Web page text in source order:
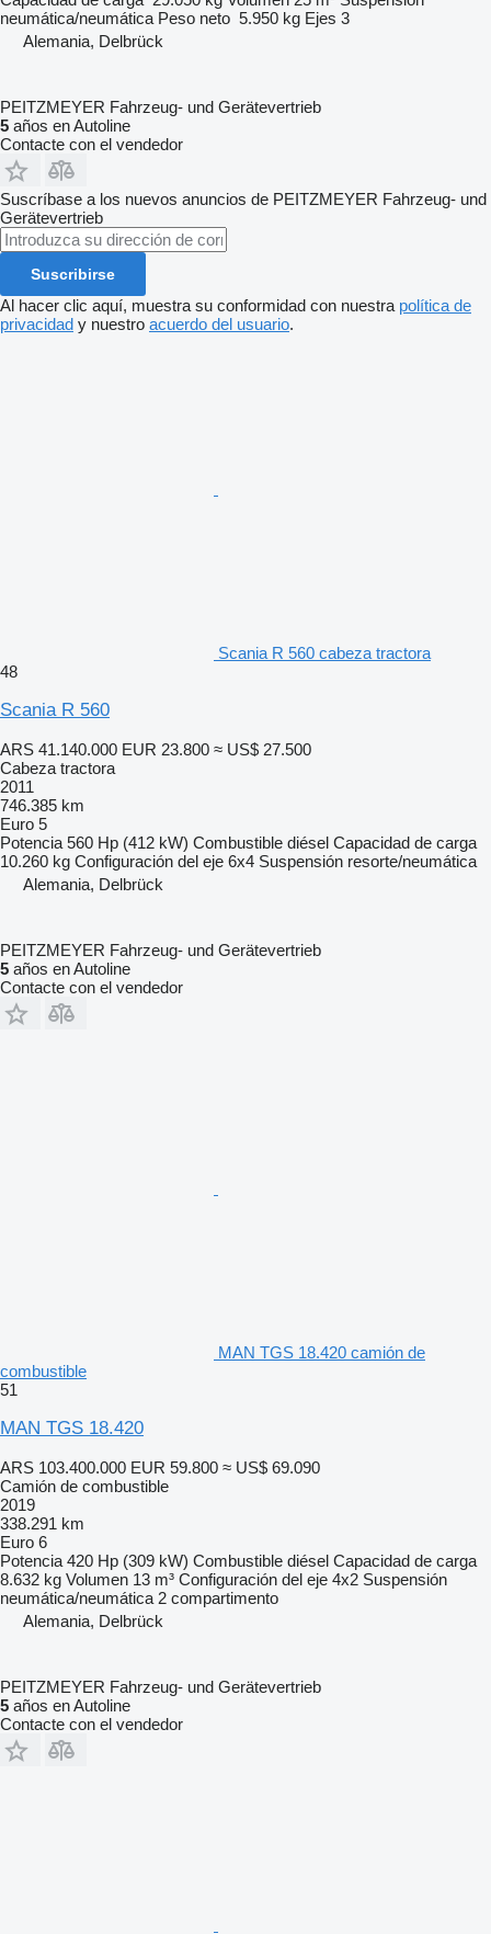
neumática/neumática Peso neto 5.950 kg Ejes 3
Alemania, Delbrück
PEITZMEYER Fahrzeug- und Gerätevertrieb
5 años en Autoline
Contacte con el vendedor
Suscríbase a los nuevos anuncios de PEITZMEYER Fahrzeug- und
Gerätevertrieb
Suscribirse
Al hacer clic aquí, muestra su conformidad con nuestra política de
privacidad y nuestro acuerdo del usuario.
Scania R 560 cabeza tractora
48
Scania R 560
ARS 41.140.000 EUR 23.800 ≈ US$ 27.500
Cabeza tractora
2011
746.385 km
Euro 5
Potencia 560 Hp (412 kW) Combustible diésel Capacidad de carga
10.260 kg Configuración del eje 6x4 Suspensión resorte/neumática
Alemania, Delbrück
PEITZMEYER Fahrzeug- und Gerätevertrieb
5 años en Autoline
Contacte con el vendedor
MAN TGS 18.420 camión de
combustible
51
MAN TGS 18.420
ARS 103.400.000 EUR 59.800 ≈ US$ 69.090
Camión de combustible
2019
338.291 km
Euro 6
Potencia 420 Hp (309 kW) Combustible diésel Capacidad de carga
8.632 kg Volumen 13 m³ Configuración del eje 4x2 Suspensión
neumática/neumática 2 compartimento
Alemania, Delbrück
PEITZMEYER Fahrzeug- und Gerätevertrieb
5 años en Autoline
Contacte con el vendedor